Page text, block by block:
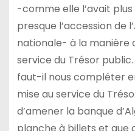
-comme elle l’avait
presque l’accession de
nationale- à la manière
service du Trésor
faut-il nous compléter
mise au service du
d’amener la banque